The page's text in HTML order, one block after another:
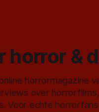
horror &
horrormagazine
over
Voor echte